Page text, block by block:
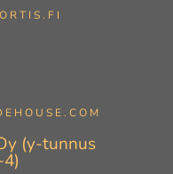
(y-tunnus